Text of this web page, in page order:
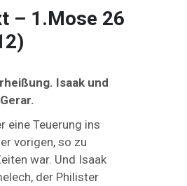
– 1.Mose 26
Isaak und
eine Teuerung ins
vorigen, so zu
war. Und Isaak
der Philister